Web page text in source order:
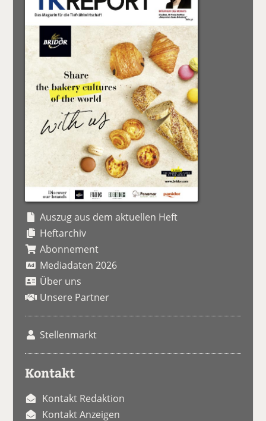
Auszug aus dem aktuellen Heft
Heftarchiv
Abonnement
Mediadaten 2026
Über uns
Unsere Partner
Stellenmarkt
Kontakt
Kontakt Redaktion
Kontakt Anzeigen